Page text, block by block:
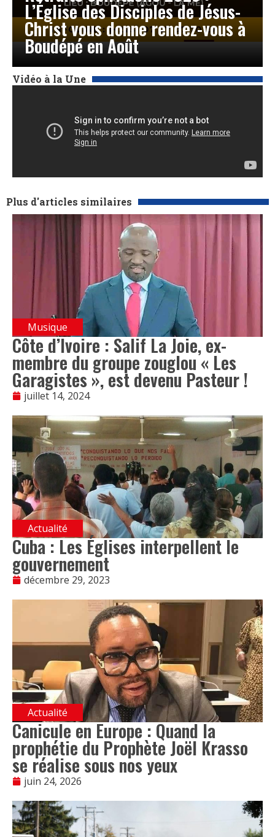
L’Église des Disciples de Jésus-
Christ vous donne rendez-vous à
Boudépé en Août
Vidéo à la Une
Plus d'articles similaires
Musique
Côte d’Ivoire : Salif La Joie, ex-
membre du groupe zouglou « Les
Garagistes », est devenu Pasteur !
juillet 14, 2024
Actualité
Cuba : Les Églises interpellent le
gouvernement
décembre 29, 2023
Actualité
Canicule en Europe : Quand la
prophétie du Prophète Joël Krasso
se réalise sous nos yeux
juin 24, 2026